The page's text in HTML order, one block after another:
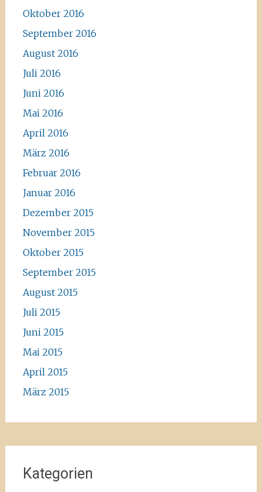
Oktober 2016
September 2016
August 2016
Juli 2016
Juni 2016
Mai 2016
April 2016
März 2016
Februar 2016
Januar 2016
Dezember 2015
November 2015
Oktober 2015
September 2015
August 2015
Juli 2015
Juni 2015
Mai 2015
April 2015
März 2015
Kategorien